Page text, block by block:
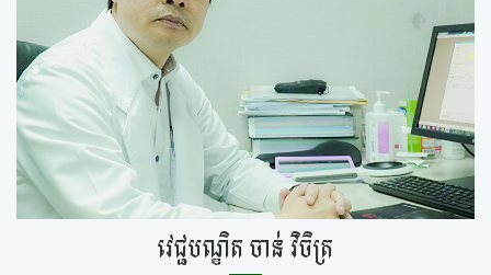
វេជ្ជបណ្ឌិត ចាន់ វិចិត្រ